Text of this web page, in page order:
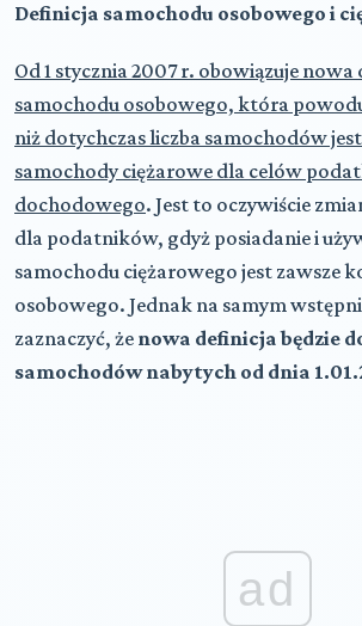
Definicja samochodu osobowego i
Od 1 stycznia 2007 r. obowiązuje nowa
samochodu osobowego, która
niż dotychczas liczba samochodów
samochody ciężarowe dla celów
dochodowego. Jest to oczywiście
dla podatników, gdyż posiadanie i
samochodu ciężarowego jest zawsze
osobowego. Jednak na samym
zaznaczyć, że nowa definicja będzie
samochodów nabytych od dnia
ad